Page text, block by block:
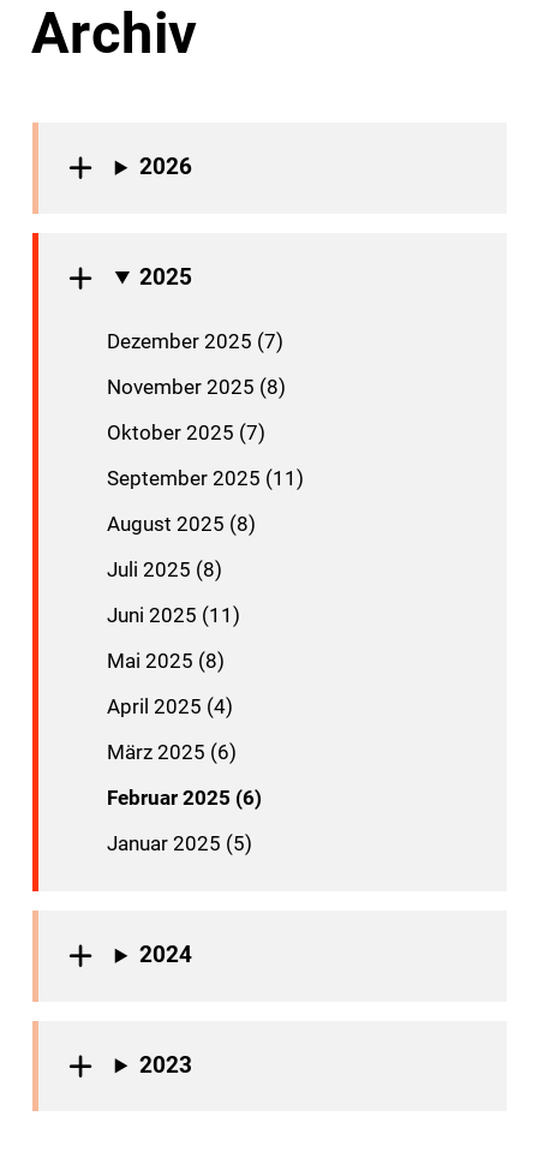
Archiv
2026
2025
Dezember 2025 (7)
November 2025 (8)
Oktober 2025 (7)
September 2025 (11)
August 2025 (8)
Juli 2025 (8)
Juni 2025 (11)
Mai 2025 (8)
April 2025 (4)
März 2025 (6)
Februar 2025 (6)
Januar 2025 (5)
2024
2023